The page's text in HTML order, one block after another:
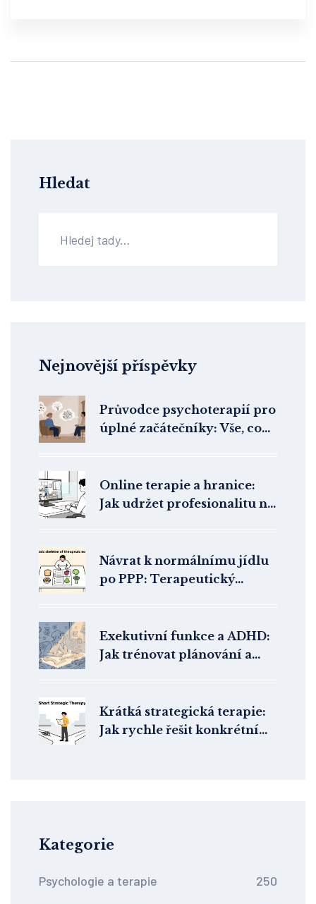
Hledat
Nejnovější příspěvky
Průvodce psychoterapií pro
úplné začátečníky: Vše, co
Online terapie a hranice:
Jak udržet profesionalitu na
Návrat k normálnímu jídlu
po PPP: Terapeutický
Exekutivní funkce a ADHD:
Jak trénovat plánování a
Krátká strategická terapie:
Jak rychle řešit konkrétní
Kategorie
Psychologie a terapie 250